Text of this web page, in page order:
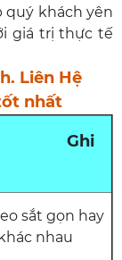
quý khách yên
giá trị thực tế
Liên Hệ
nhất
sắt gọn hay
nhau